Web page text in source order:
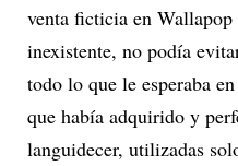
venta ficticia en
inexistente, no podía
todo lo que le esperaba
que había adquirido y
languidecer, utilizadas